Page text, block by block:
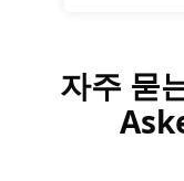
자주 묻